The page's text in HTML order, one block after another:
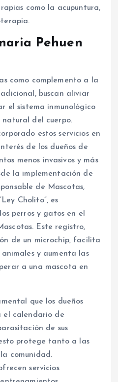
como la acupuntura,
Pehuen
como complemento a la
buscan aliviar
el sistema inmunológico
natural del cuerpo.
estos servicios en
de los dueños de
menos invasivos y más
la implementación de
de Mascotas,
Cholito”, es
perros y gatos en el
Este registro,
de un microchip, facilita
y aumenta las
a una mascota en
que los dueños
el calendario de
de sus
protege tanto a las
comunidad.
servicios